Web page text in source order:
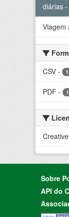
diárias -
Viagem
CSV - 1
PDF - 1
Sobre
API do